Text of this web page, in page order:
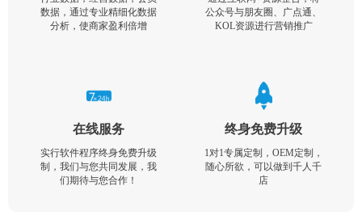
数据，通过专业精细化数据
分析，使商家盈利倍增
公众号与朋友圈、广点通、
KOL资源进行营销推广
在线服务
实行软件程序终身免费升级
制，我们与您共同发展，我
们期待与您合作！
终身免费升级
1对1专属定制，OEM定制，
随心所欲，可以做到千人千
店